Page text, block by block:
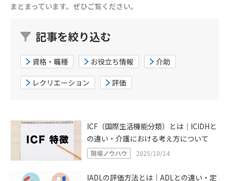
まとまっています。ぜひご覧ください。
記事を絞り込む
資格・職種 お役立ち情報 介助
レクリエーション 評価
ICF（国際生活機能分類）とは｜ICIDHと
の違い・介護における考え方について
現場ノウハウ 2025/10/14
IADLの評価方法とは｜ADLとの違い・定